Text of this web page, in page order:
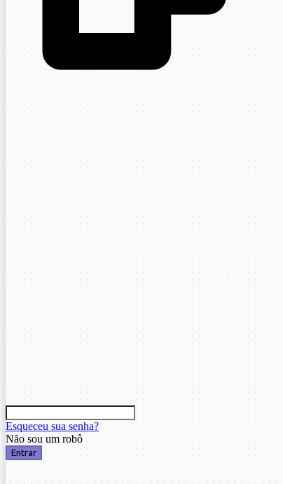
Esqueceu sua senha?
Não sou um robô
Entrar